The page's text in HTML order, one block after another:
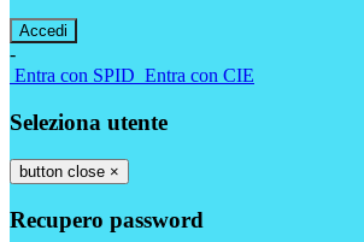
-
Entra con SPID Entra con CIE
Seleziona utente
button close ×
Recupero password